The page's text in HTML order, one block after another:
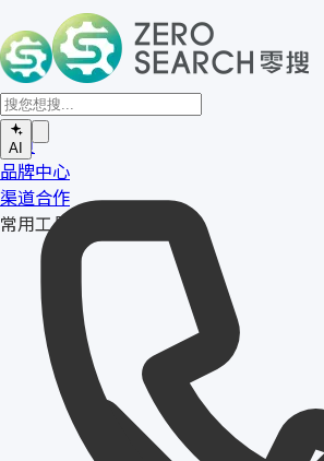
AI
首页
品牌中心
渠道合作
常用工具